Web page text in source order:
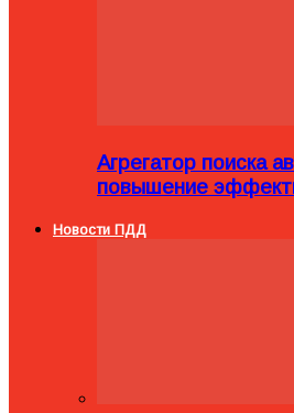
Агрегатор поиска
повышение
Новости ПДД